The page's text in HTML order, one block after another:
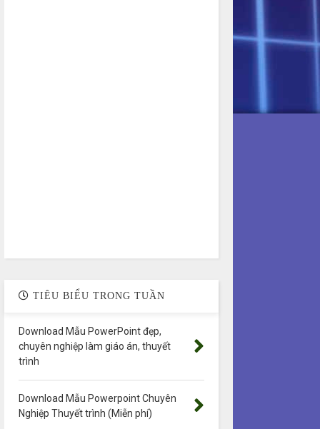
TIÊU BIỂU TRONG TUẦN
Download Mẫu PowerPoint đẹp,
chuyên nghiệp làm giáo án, thuyết
trình
Download Mẫu Powerpoint Chuyên
Nghiệp Thuyết trình (Miễn phí)